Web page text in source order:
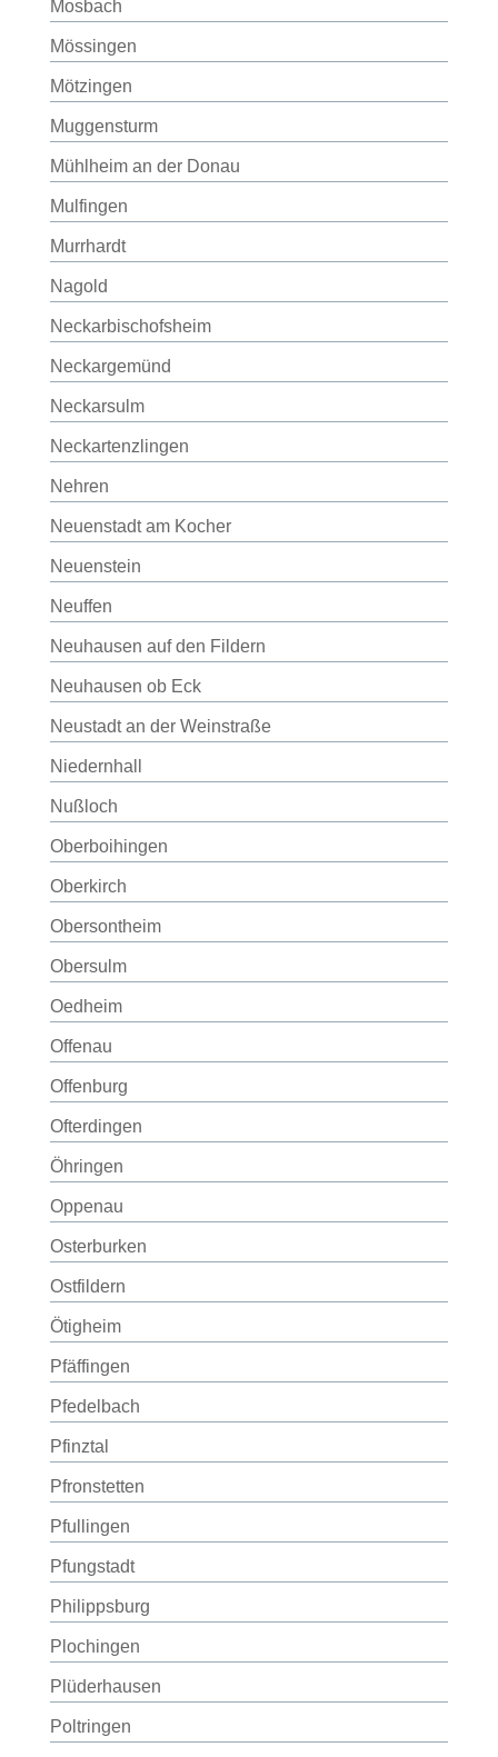
Mosbach
Mössingen
Mötzingen
Muggensturm
Mühlheim an der Donau
Mulfingen
Murrhardt
Nagold
Neckarbischofsheim
Neckargemünd
Neckarsulm
Neckartenzlingen
Nehren
Neuenstadt am Kocher
Neuenstein
Neuffen
Neuhausen auf den Fildern
Neuhausen ob Eck
Neustadt an der Weinstraße
Niedernhall
Nußloch
Oberboihingen
Oberkirch
Obersontheim
Obersulm
Oedheim
Offenau
Offenburg
Ofterdingen
Öhringen
Oppenau
Osterburken
Ostfildern
Ötigheim
Pfäffingen
Pfedelbach
Pfinztal
Pfronstetten
Pfullingen
Pfungstadt
Philippsburg
Plochingen
Plüderhausen
Poltringen